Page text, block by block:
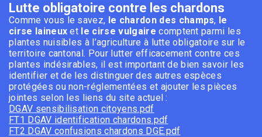
Lutte obligatoire contre les chardons
Comme vous le savez, le chardon des champs, le
cirse laineux et le cirse vulgaire comptent parmi les
plantes nuisibles à l’agriculture à lutte obligatoire sur le
territoire cantonal. Pour lutter efficacement contre ces
plantes indésirables, il est important de bien savoir les
identifier et de les distinguer des autres espèces
protégées ou non-réglementées et ajouter les pièces
jointes selon les liens du site actuel :
DGAV sensibilisation citoyens.pdf
FT1 DGAV identification chardons.pdf
FT2 DGAV confusions chardons DGE.pdf